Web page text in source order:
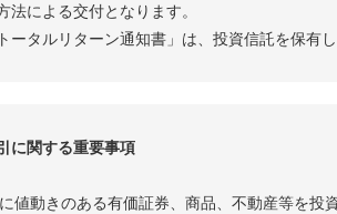
法による交付となります。
ータルリターン通知書」は、投資信託を保有
に関する重要事項
値動きのある有価証券、商品、不動産等を